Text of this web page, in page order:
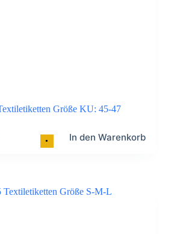
•
Größe KU: 45-47
In den Warenkorb